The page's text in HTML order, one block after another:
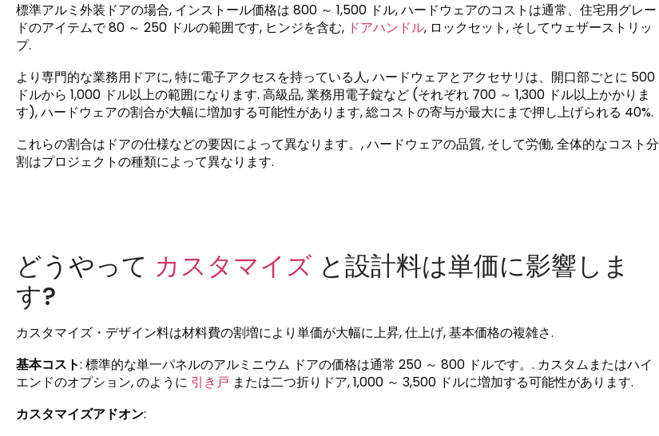
標準アルミ外装ドアの場合, インストール価格は 800 ～ 1,500 ドル, ハードウェアのコストは通常​​、住宅用グレー
ドのアイテムで 80 ～ 250 ドルの範囲です, ヒンジを含む, ドアハンドル, ロックセット, そしてウェザーストリッ
プ.
より専門的な業務用ドアに, 特に電子アクセスを持っている人, ハードウェアとアクセサリは、開口部ごとに 500
ドルから 1,000 ドル以上の範囲になります. 高級品, 業務用電子錠など (それぞれ 700 ～ 1,300 ドル以上かかりま
す), ハードウェアの割合が大幅に増加する可能性があります, 総コストの寄与が最大にまで押し上げられる 40%.
これらの割合はドアの仕様などの要因によって異なります。, ハードウェアの品質, そして労働, 全体的なコスト分
割はプロジェクトの種類によって異なります.
どうやって カスタマイズ と設計料は単価に影響しま
す?
カスタマイズ・デザイン料は材料費の割増により単価が大幅に上昇, 仕上げ, 基本価格の複雑さ.
基本コスト: 標準的な単一パネルのアルミニウム ドアの価格は通常 250 ～ 800 ドルです。. カスタムまたはハイ
エンドのオプション, のように 引き戸 または二つ折りドア, 1,000 ～ 3,500 ドルに増加する可能性があります.
カスタマイズアドオン: